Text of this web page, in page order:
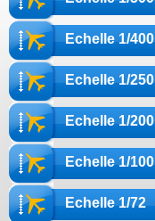
Echelle 1/400
Echelle 1/250
Echelle 1/200
Echelle 1/100
Echelle 1/72